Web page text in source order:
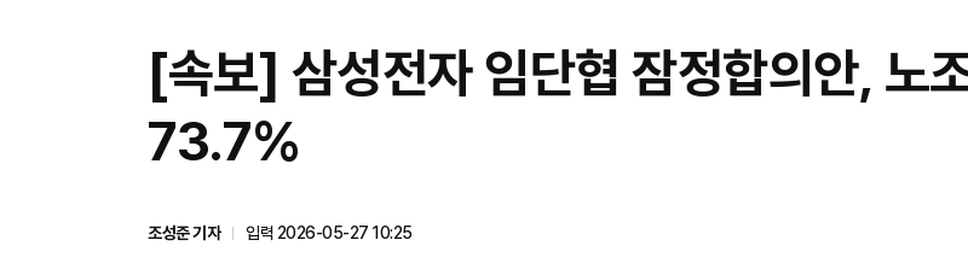
[속보] 삼성전자 임단협 잠정합의안, 노
73.7%
조성준 기자
입력 2026-05-27 10:25